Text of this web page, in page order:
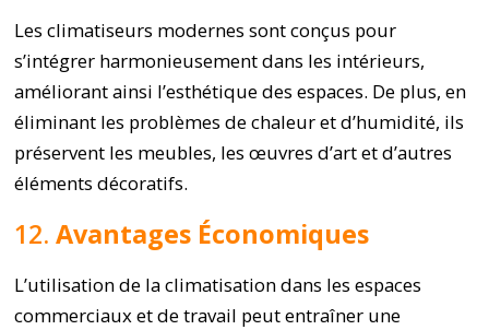
Les climatiseurs modernes sont conçus pour
s’intégrer harmonieusement dans les intérieurs,
améliorant ainsi l’esthétique des espaces. De plus, en
éliminant les problèmes de chaleur et d’humidité, ils
préservent les meubles, les œuvres d’art et d’autres
éléments décoratifs.
12.Avantages Économiques
L’utilisation de la climatisation dans les espaces
commerciaux et de travail peut entraîner une